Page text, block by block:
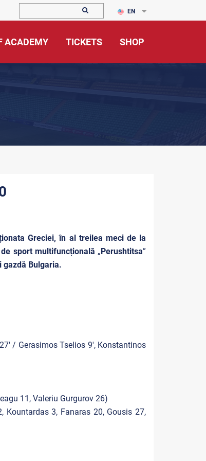
EN
ACADEMY TICKETS SHOP
Greciei, în al treilea meci de la
sport multifuncțională „Perushtitsa”
gazdă Bulgaria.
/ Gerasimos Tselios 9', Konstantinos
11, Valeriu Gurgurov 26)
Kountardas 3, Fanaras 20, Gousis 27,